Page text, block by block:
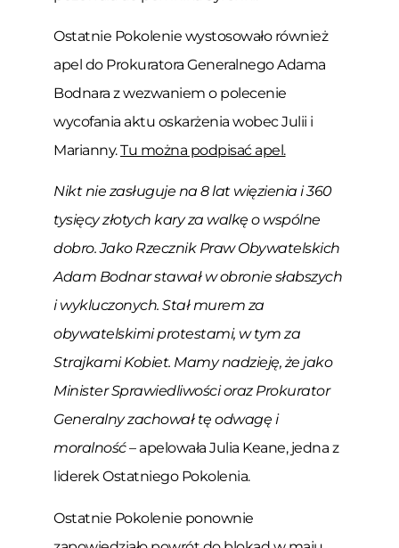
Ostatnie Pokolenie wystosowało również
apel do Prokuratora Generalnego Adama
Bodnara z wezwaniem o polecenie
wycofania aktu oskarżenia wobec Julii i
Marianny.Tu można podpisać apel.
Nikt nie zasługuje na 8 lat więzienia i 360
tysięcy złotych kary za walkę o wspólne
dobro. Jako Rzecznik Praw Obywatelskich
Adam Bodnar stawał w obronie słabszych
i wykluczonych. Stał murem za
obywatelskimi protestami, w tym za
Strajkami Kobiet. Mamy nadzieję, że jako
Minister Sprawiedliwości oraz Prokurator
Generalny zachował tę odwagę i
moralność– apelowała Julia Keane, jedna z
liderek Ostatniego Pokolenia.
Ostatnie Pokolenie ponownie